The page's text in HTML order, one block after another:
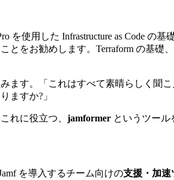
を使用した Infrastructure as Code の
とをお勧めします。Terraform の基
ます。「これはすべて素晴らしく聞
ますか?」
れに役立つ、 jamformer というツール
を導入するチーム向けの支援・加速